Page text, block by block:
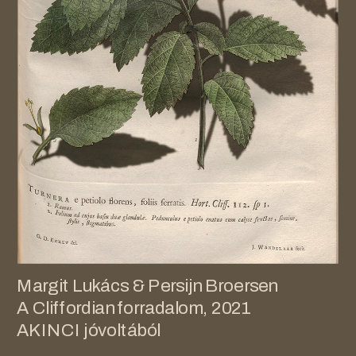
Margit Lukács & Persijn Broersen
A Cliffordian forradalom, 2021
AKINCI jóvoltából